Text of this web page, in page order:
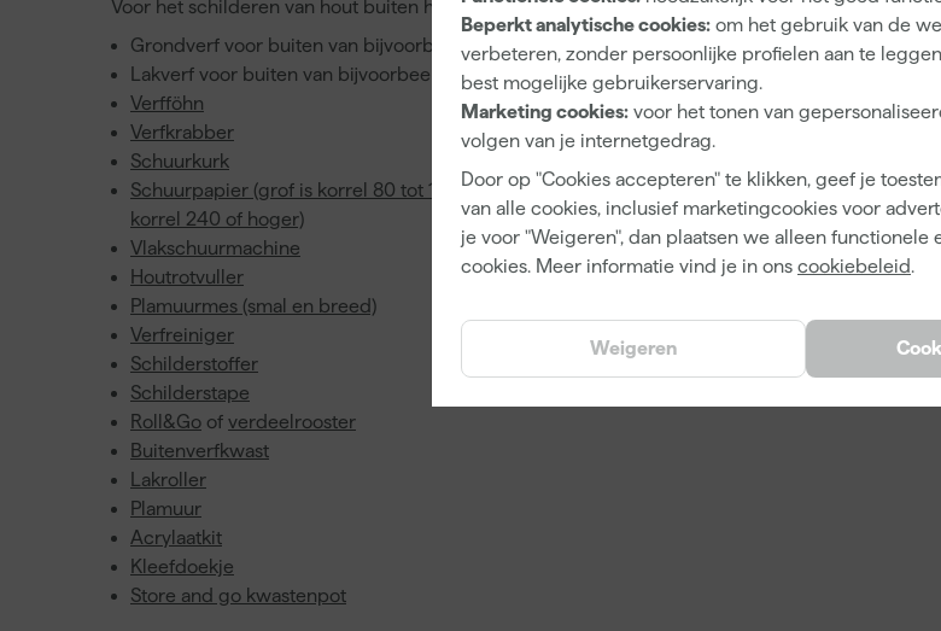
Beperkt analytische cookies: om het gebruik van de
verbeteren, zonder persoonlijke profielen aan te
best mogelijke gebruikerservaring.
Marketing cookies: voor het tonen van
volgen van je internetgedrag.
Door op "Cookies accepteren" te klikken, geef je
van alle cookies, inclusief marketingcookies voor
je voor "Weigeren", dan plaatsen we alleen functionele
cookies. Meer informatie vind je in ons cookiebeleid.
Weigeren
Voor het schilderen van hout buiten heb je dus nodig:
Grondverf voor buiten van bijvoorbeeld
Farrow & Ball Sigma
of Sikkens.
Lakverf voor buiten van bijvoorbeeld
Farrow & Ball, Sigma of Sikkens.
Verfföhn
Verfkrabber
Schuurkurk
Schuurpapier (grof is korrel 80 tot 120, middel is korrel 150 tot 220 en fijn is
korrel 240 of hoger)
Vlakschuurmachine
Houtrotvuller
Plamuurmes (smal en breed)
Verfreiniger
Schilderstoffer
Schilderstape
Roll&Go of verdeelrooster
Buitenverfkwast
Lakroller
Plamuur
Acrylaatkit
Kleefdoekje
Store and go kwastenpot